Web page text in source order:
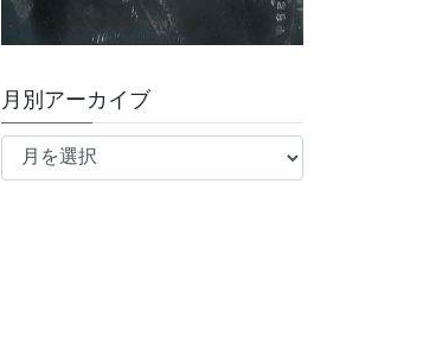
月別アーカイブ
月